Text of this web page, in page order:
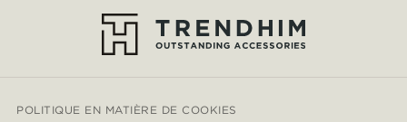
POLITIQUE EN MATIÈRE DE COOKIES